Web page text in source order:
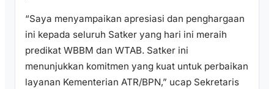
“Saya menyampaikan apresiasi dan penghargaan
ini kepada seluruh Satker yang hari ini meraih
predikat WBBM dan WTAB. Satker ini
menunjukkan komitmen yang kuat untuk perbaikan
layanan Kementerian ATR/BPN,” ucap Sekretaris